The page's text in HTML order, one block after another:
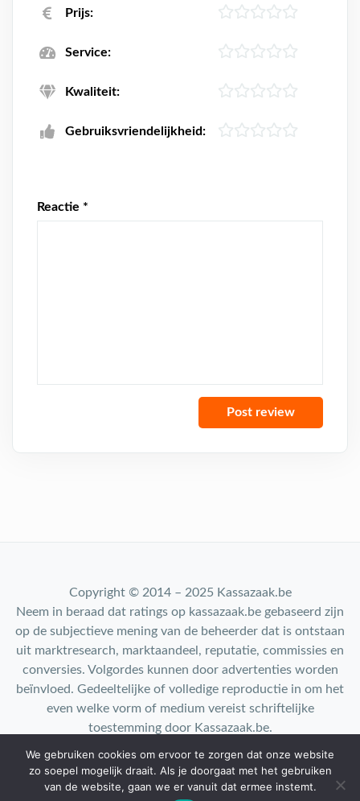
Prijs:
Service:
Kwaliteit:
Gebruiksvriendelijkheid:
Reactie *
Copyright © 2014 – 2025 Kassazaak.be
Neem in beraad dat ratings op kassazaak.be gebaseerd zijn
op de subjectieve mening van de beheerder dat is ontstaan
uit marktresearch, marktaandeel, reputatie, commissies en
conversies. Volgordes kunnen door advertenties worden
beïnvloed. Gedeeltelijke of volledige reproductie in om het
even welke vorm of medium vereist schriftelijke
toestemming door Kassazaak.be.
Contact: info@kassazaak.nl
Top 10 |Privacy Policy
We gebruiken cookies om ervoor te zorgen dat onze website
zo soepel mogelijk draait. Als je doorgaat met het gebruiken
van de website, gaan we er vanuit dat ermee instemt.